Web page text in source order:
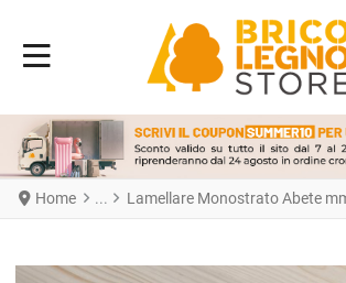
Home Lamellare Monostrato Abete mm 31